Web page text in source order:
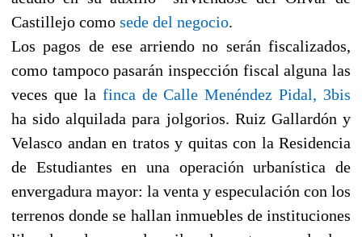
Castillejo como sede del negocio.
Los pagos de ese arriendo no serán fiscalizados,
como tampoco pasarán inspección fiscal alguna las
veces que la finca de Calle Menéndez Pidal, 3bis
ha sido alquilada para jolgorios. Ruiz Gallardón y
Velasco andan en tratos y quitas con la Residencia
de Estudiantes en una operación urbanística de
envergadura mayor: la venta y especulación con los
terrenos donde se hallan inmuebles de instituciones